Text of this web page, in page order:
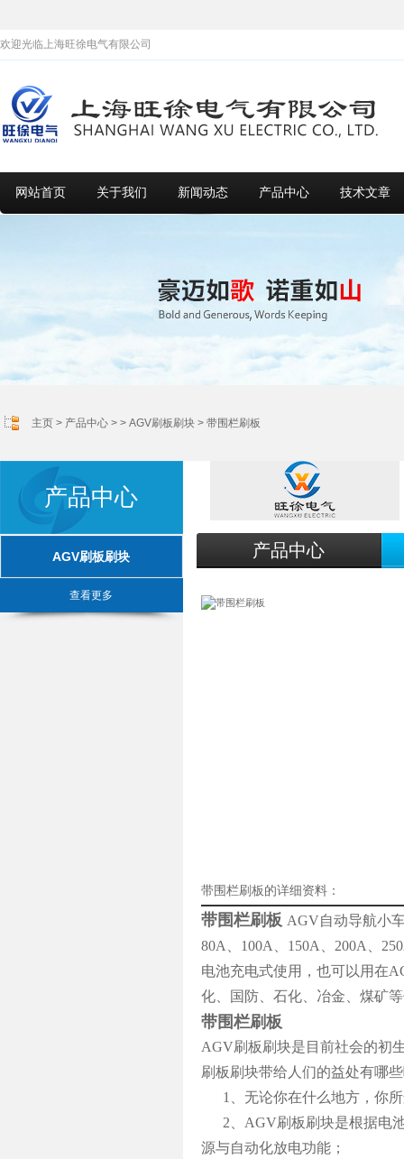
欢迎光临上海旺徐电气有限公司
网站首页 关于我们 新闻动态 产品中心 技术文章
主页 > 产品中心 > > AGV刷板刷块 > 带围栏刷板
产品中心
AGV刷板刷块
查看更多
产品中心
带围栏刷板的详细资料：
带围栏刷板 AGV自动导航小
80A、100A、150A、200A、
电池充电式使用，也可以用在
化、国防、石化、冶金、煤矿
带围栏刷板
AGV刷板刷块是目前社会的初
刷板刷块带给人们的益处有哪
1、无论你在什么地方，你所
2、AGV刷板刷块是根据电池
源与自动化放电功能；